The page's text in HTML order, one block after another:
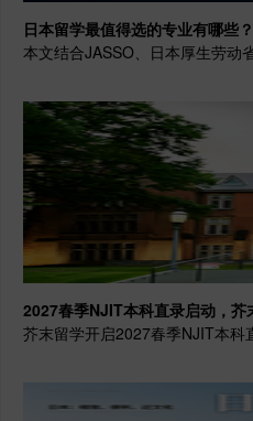
日本留学最值得选的专业有哪些
本文结合JASSO、日本厚生劳动
2027春季NJIT本科直录启动，
芥末留学开启2027春季NJIT本科